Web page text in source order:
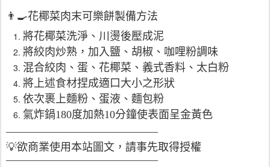
👨‍🍳花椰菜肉末可樂餅製備方法
將花椰菜洗淨、川燙後壓成泥
將絞肉炒熟，加入鹽、胡椒、咖哩粉調味
混合絞肉、蛋、花椰菜、義式香料、太白粉
將上述食材捏成適口大小之形狀
依次裹上麵粉、蛋液、麵包粉
氣炸鍋180度加熱10分鐘使表面呈金黃色
——————————————
💡欲商業使用本站圖文，請事先取得授權
——————————————